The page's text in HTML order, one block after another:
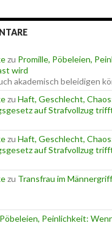
zu Promille, Pöbeleien,
wird
akademisch beleidigen
zu Haft, Geschlecht,
auf Strafvollzug
zu Haft, Geschlecht,
auf Strafvollzug
zu Transfrau im
Peinlichkeit: